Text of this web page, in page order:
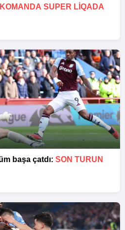
KOMANDA SUPER LIQADA
başa çatdı: SON TURUN